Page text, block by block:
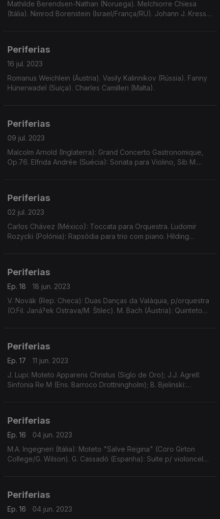
Mathilde Berendsen-Nathan (Noruega). Melchiorre Chiesa
(Itália). Nimrod Borenstein (Israel/França/RU). Johann J. Kress
Periferias
16 jul. 2023
Romanus Weichlein (Áustria). Vasily Kalinnikov (Rússia). Fanny
Hünerwadel (Suíça). Charles Camilleri (Malta).
Periferias
09 jul. 2023
Malcolm Arnold (Inglaterra): Grand Concerto Gastronomique,
Op.76. Elfrida Andrée (Suécia): Sonata para Violino, Sib M.
Periferias
02 jul. 2023
Carlos Chávez (México): Toccata para Orquestra. Ludomir
Rozycki (Polónia): Rapsódia para trio com piano. Hilding
Periferias
Ep. 18
18 jun. 2023
V. Novák (Rep. Checa): Duas Danças da Valáquia, p/orquestra
(O.Fil. Janá?ek Ostrava/M. Štilec). M. Bach (Áustria): Quinteto
Periferias
Ep. 17
11 jun. 2023
J. Lupi: Moteto Apparens Christus (Siglo de Oro); J.J. Agrell:
Sinfonia Re M (Ens. Barroco Drottningholm); B. Bjelinski:
Periferias
Ep. 16
04 jun. 2023
M.A. Ingegneri (Itália): Moteto "Salve Regina" (Coro Girton
College/G. Wilson). G. Cassadó (Espanha): Suite p/ violoncelo
Periferias
Ep. 16 04 jun. 2023